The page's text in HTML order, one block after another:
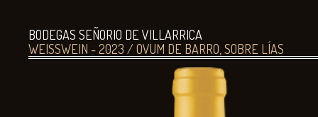
BODEGAS SEÑORIO DE VILLARRICA
WEISSWEIN - 2023 / OVUM DE BARRO, SOBRE LÍAS